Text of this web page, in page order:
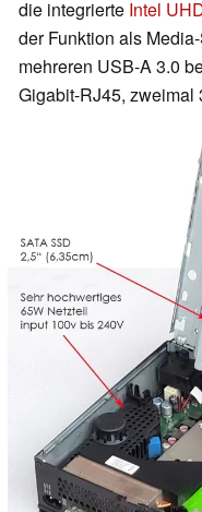
die integrierte Intel
der Funktion als
mehreren USB-A 3.0
Gigabit-RJ45, zweimal